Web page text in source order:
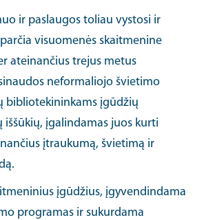
ir paslaugos toliau vystosi ir
visuomenės skaitmenine
ateinančius trejus metus
neformaliojo švietimo
bibliotekininkams įgūdžių
iššūkių, įgalindamas juos kurti
įtraukumą, švietimą ir
įgūdžius, įgyvendindama
programas ir sukurdama